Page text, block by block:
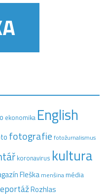
ekonomika English
fotografie fotožurnalismus
koronavirus kultura
Fleška menšinamédia
Rozhlas